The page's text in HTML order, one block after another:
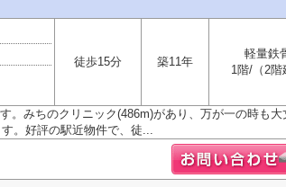
徒歩15分 築11年
軽量鉄
1階/（2階
みちのクリニック(486m)があり、万が一の時も大
。好評の駅近物件で、徒...